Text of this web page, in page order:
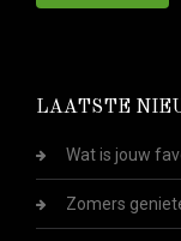
LAATSTE
Wat is jouw
Zomers